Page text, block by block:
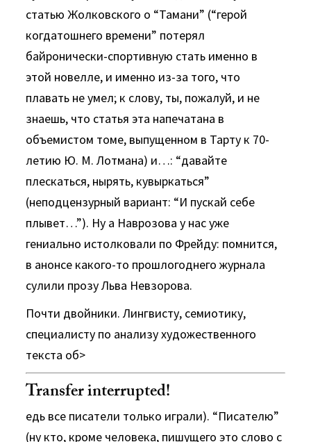
статью Жолковского о “Тамани” (“герой
когдатошнего времени” потерял
байронически-спортивную стать именно в
этой новелле, и именно из-за того, что
плавать не умел; к слову, ты, пожалуй, и не
знаешь, что статья эта напечатана в
объемистом томе, выпущенном в Тарту к 70-
летию Ю. М. Лотмана) и…: “давайте
плескаться, нырять, кувыркаться”
(неподцензурный вариант: “И пускай себе
плывет…”). Ну а Наврозова у нас уже
гениально истолковали по Фрейду: помнится,
в анонсе какого-то прошлогоднего журнала
сулили прозу Льва Невзорова.
Почти двойники. Лингвисту, семиотику,
специалисту по анализу художественного
текста об>
Transfer interrupted!
едь все писатели только играли). “Писателю”
(ну кто, кроме человека, пишущего это слово с